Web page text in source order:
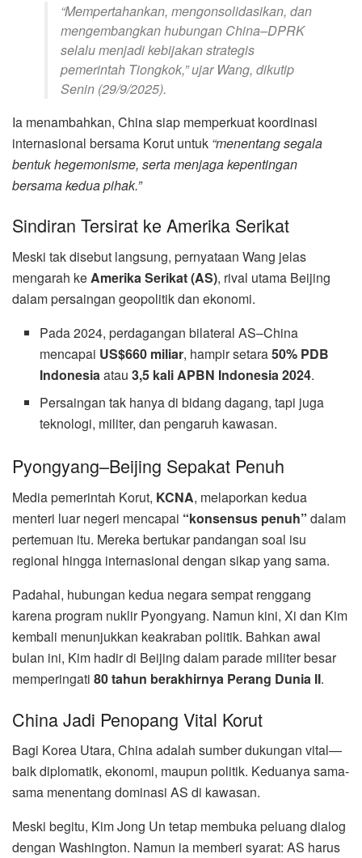
“Mempertahankan, mengonsolidasikan, dan
mengembangkan hubungan China–DPRK
selalu menjadi kebijakan strategis
pemerintah Tiongkok,”ujar Wang, dikutip
Senin (29/9/2025).
Ia menambahkan, China siap memperkuat koordinasi
internasional bersama Korut untuk “menentang segala
bentuk hegemonisme, serta menjaga kepentingan
bersama kedua pihak.”
Sindiran Tersirat ke Amerika Serikat
Meski tak disebut langsung, pernyataan Wang jelas
mengarah keAmerika Serikat (AS), rival utama Beijing
dalam persaingan geopolitik dan ekonomi.
Pada 2024, perdagangan bilateral AS–China
mencapai US$660 miliar, hampir setara50% PDB
Indonesiaatau3,5 kali APBN Indonesia 2024.
Persaingan tak hanya di bidang dagang, tapi juga
teknologi, militer, dan pengaruh kawasan.
Pyongyang–Beijing Sepakat Penuh
Media pemerintah Korut, KCNA, melaporkan kedua
menteri luar negeri mencapai “konsensus penuh” dalam
pertemuan itu. Mereka bertukar pandangan soal isu
regional hingga internasional dengan sikap yang sama.
Padahal, hubungan kedua negara sempat renggang
karena program nuklir Pyongyang. Namun kini, Xi dan Kim
kembali menunjukkan keakraban politik. Bahkan awal
bulan ini, Kim hadir di Beijing dalam parade militer besar
memperingati 80 tahun berakhirnya Perang Dunia II.
China Jadi Penopang Vital Korut
Bagi Korea Utara, China adalah sumber dukungan vital—
baik diplomatik, ekonomi, maupun politik. Keduanya sama-
sama menentang dominasi AS di kawasan.
Meski begitu, Kim Jong Un tetap membuka peluang dialog
dengan Washington. Namun ia memberi syarat: AS harus